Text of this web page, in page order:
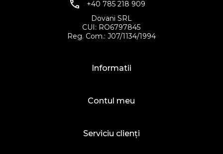
+40 785 218 909
Dovani SRL
CUI: RO6797845
Reg. Com.: J07/1134/1994
Informatii
Contul meu
Serviciu clienți